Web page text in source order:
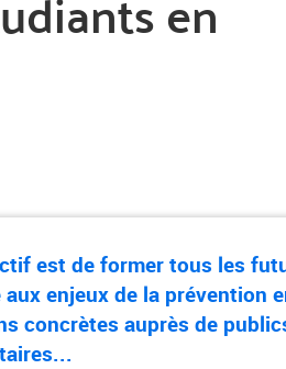
est de former tous les
aux enjeux de la prévention
concrètes auprès de